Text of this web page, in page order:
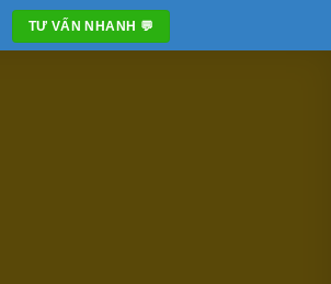
TƯ VẤN NHANH 💬